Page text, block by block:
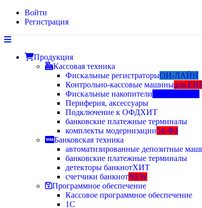
Войти
Регистрация
Продукция
Кассовая техника
Фискальные регистраторыОН-ЛАЙН
Контрольно-кассовые машиныдля
Фискальные накопители
Периферия, аксессуары
Подключение к ОФДХИТ
банковские платежные терминалы
комплекты модернизации54-ФЗ
Банковская техника
автоматизированные депозитные
банковские платежные терминалы
детекторы банкнотХИТ
счетчики банкнотNEW
Программное обеспечение
Кассовое программное обеспечение
1С